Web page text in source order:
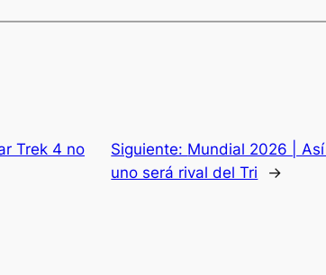
Trek 4 no
Siguiente: Mundial 2026 |
uno será rival del Tri
→